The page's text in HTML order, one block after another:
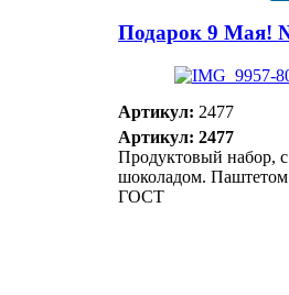
Подарок 9 Мая!
Артикул: 2477
Артикул: 2477
Продуктовый набор,
шоколадом.
ГОСТ